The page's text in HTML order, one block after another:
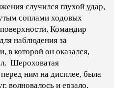
случился глухой удар,
соплами ходовых
Командир
наблюдения за
в которой он оказался,
Шероховатая
ним на дисплее, была
волновалось и ерзало,